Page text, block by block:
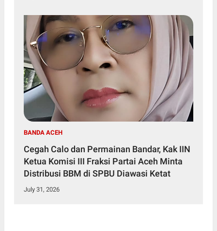
BANDA ACEH
Cegah Calo dan Permainan Bandar, Kak IIN
Ketua Komisi III Fraksi Partai Aceh Minta
Distribusi BBM di SPBU Diawasi Ketat
July 31, 2026